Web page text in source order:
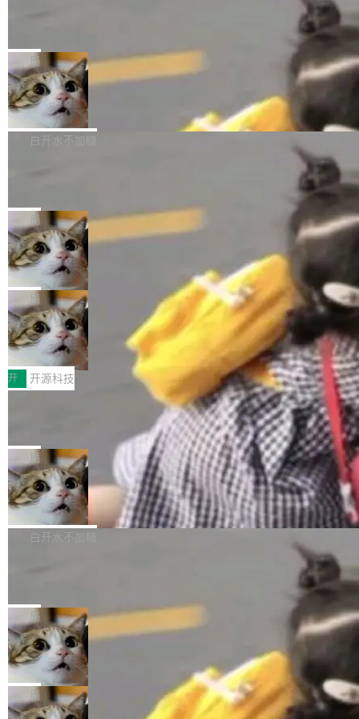
质的最低采样率）的音频格式将被拒绝 修复了 C
SS 圆角虚线样式中可能存在的问题 如果表单中
的图像元素不在同一个子树中，则它们将不再关
联 加...
最强的若干项。对于尚未正式发版的 PG 19，则
通过拉取过去一年内（从 PG 18 Beta1 时间点
至今）的所有 commit，同样交由 AI 分析提炼。
经过人工复核，准确度令人满意。这一方法也为
社区爱好者提供了高效跟踪新版本的思路。
维护工作一直与我的日常工作、家务、社交生活
和休闲娱乐竞争时间。" 这是 libexpat 维护者 S
ebastian Pipping 写在博客里的话。8 月 4 日，
他宣布了一个新消息：从 2026 年 8 月 1 日起，
他可以全职维护 libexpat 了，最长 6 个月。发
库之一。你的操作系统、浏览器、无数的基础设
施软件，很可能都在用它。而过去十年，维护它
的人一直在用业余...
局
Firefox 153.0.3 发布
Firefox 153.0.3 现已发布，具体更新内容如
下： New Smart Window 包含多项增强功能：
gi?id=2019042">Bug&nbsp;2019042</a>）</l
i> <li>现在，助手可以直接使用 Exa 的网络搜索
结果回答问题，而无需将问题转交给搜索引擎。
（<a href="https://bugzilla.mozilla.org/show_
bug.cgi?id=204...
白开水不加糖
的 npm 包。项目的核心论点是：容器不适合 Ag
ent 计算。真正适合的，是 Isolate。 Cloudflare
工程师在这件事上没什么可谦虚的——他们用 W
orkers 跑了十年 Isolate。用 CEO Matthew Pri
nce 的话说：「我们一生都在用 Isolate 运行代
码，而 AI Agent 不需要容器，它们需要的是 Iso
late。」 容器为什么不合适 容器的问题在于启动
和销毁都太重了。一个 Agent 要执行的任务可能
只需要几毫秒的 CPU 时间，但容器从冷启动到
就绪要花数秒。如果未来有十...
局
OpenAI 公开邮件和聊天记录回应苹果
诉讼，称“Apple is getting this wron
g”
上个月，苹果一纸诉状把 OpenAI 告上法庭，指
控其挖角苹果前员工并窃取商业秘密。苹果的诉
状把 OpenAI 描述成一个系统性地从前东家挖
人、套取机密信息的对手。 OpenAI 没发律师
函，也没选择庭外沉默。它在官网贴了一篇博
文，标题只有六个字：Apple is getting this wro
ng。 然后，它把邮件往来和 iMessage 聊天记
录全贴了出来。 他发错人了 苹果外部律师 Gabr
iel Gross 来自 Weil 律所，2 月 23 日下午 5:53
给 OpenAI 总法律顾问 Che Chang 发了封邮
件，附了一封长信，要求 OpenAI 配合调查前苹
果员工带走机密信...
局
HUAWEI MatePad Edge上架WorkBu
ddy鸿蒙PC版，说话就能干活的AI办公
搭子
全能AI工作台WorkBuddy鸿蒙PC版上架HUAWE
I MatePad Edge应用市场，直接下载即可使
用，与鸿蒙电脑上的体验一致。值得一提的是，
这是目前市面上唯一支持平板接入WorkBuddy P
C版的产品，搭载“人机双写”重磅功能——你写
你的，AI写AI的，同屏协作互不干扰。一句话让
AI帮你干活，现在开启全新体验！ 温馨提示：
体验WorkBuddy鸿蒙PC版前，请将 HUAWEI M
atePad Edge 升级至 HarmonyOS 6.1.0.135S
P9 patch03及以上版本。 *升级路径：设置 > 搜
开 开源科技
FFmpeg 9.0 发布：代号“Lei”，以此纪
全球知名开源多媒体框架 FFmpeg 今天正式发
布了 9.0 版本。这个版本除了带来新一代音视频
处理能力和硬件加速支持之外，还有一个特殊之
处：FFmpeg 9.0 的代号是“Lei”。 这个名字，
来自中国开发者雷霄骅（Lei Xiaohua）。 对于
很多中国音视频开发者而言，这个名字并不陌
“启蒙老师”。 而今年，恰好是雷霄骅离世十周
年。FFmpeg 社区最终选择用一个大版本的名
字，留下了这份纪念。 雷霄骅曾是中国传媒大学
数字电视技术方向的博士生，长期从事视频、音
频技...
局
亚马逊成本失控：AI 写代码烧掉 1215
万元，超预算 860%
外媒近日曝光了亚马逊的多份内部报告显示，AI
导致公司在多个项目上超支。《金融时报》报道
编写程序，目标是完成电商平台作者信息与商品
列表的数据匹配 —— 一项常规的数据处理任
务，最终却产生了 180 万美元的账单，实际支出
超出原定预算 860%。 更令人意外的是，该项目
最终并未成功落地，而高额算力消耗持续运行长
达 5 个月，公司直到财务对账时才察觉异常。这
白开水不加糖
e CEO Clément Delangue 在 CNBC 的采访里
没有拐弯抹角。他说中国正在赢得 AI 竞赛，而
且按目前的速度，中国 AI 工具预计在今年底或
2027 年就能追上美国前沿实验室的水平。 Dela
ngue 把原因归结为一件事：开放协作。中国的
AI 开发者在一个共享和协作的生态里加速迭代，
局
当 AI agent 把源码变成了最好的扩展系
统，开发者工具必须开源
五年前，David Crawshaw 问过很多软件工程师
一个问题：你写过什么给自己用的程序？答案几
乎都是没有。工程师们整天用别人写的程序写程
局